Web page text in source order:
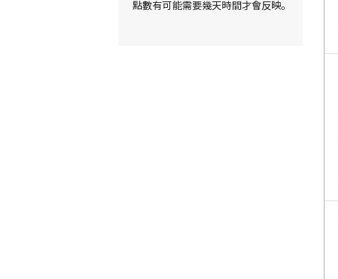
點數有可能需要幾天時間才會反映。